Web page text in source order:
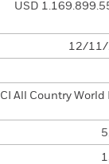
USD
12/11/
All Country World